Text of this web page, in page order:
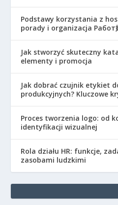
Podstawy korzystania z
porady i organizacja Работ
Jak stworzyć skuteczny
elementy i promocja
Jak dobrać czujnik etykiet
produkcyjnych? Kluczowe
Proces tworzenia logo: od
identyfikacji wizualnej
Rola działu HR: funkcje,
zasobami ludzkimi